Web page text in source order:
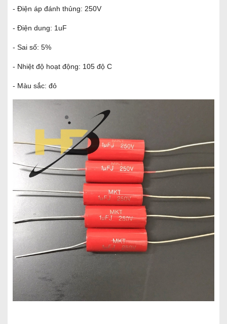
- Điện áp đánh thủng: 250V
- Điện dung: 1uF
- Sai số: 5%
- Nhiệt độ hoạt động: 105 độ C
- Màu sắc: đỏ